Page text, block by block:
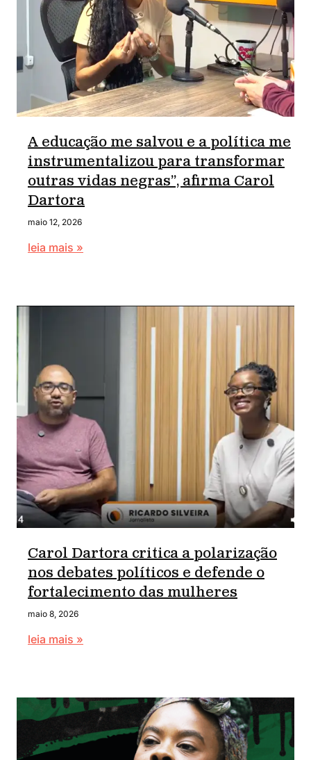
A educação me salvou e a política me
instrumentalizou para transformar
outras vidas negras”, afirma Carol
Dartora
maio 12, 2026
leia mais »
Carol Dartora critica a polarização
nos debates políticos e defende o
fortalecimento das mulheres
maio 8, 2026
leia mais »